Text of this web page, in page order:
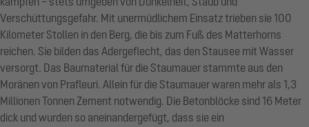
Verschüttungsgefahr. Mit unermüdlichem Einsatz trieben sie 100
Kilometer Stollen in den Berg, die bis zum Fuß des Matterhorns
reichen. Sie bilden das Adergeflecht, das den Stausee mit Wasser
versorgt. Das Baumaterial für die Staumauer stammte aus den
Moränen von Prafleuri. Allein für die Staumauer waren mehr als 1,3
Millionen Tonnen Zement notwendig. Die Betonblöcke sind 16 Meter
dick und wurden so aneinandergefügt, dass sie ein